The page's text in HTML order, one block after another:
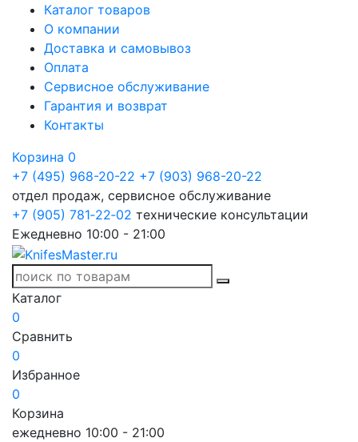
Каталог товаров
О компании
Доставка и самовывоз
Оплата
Сервисное обслуживание
Гарантия и возврат
Контакты
Корзина 0
+7 (495) 968-20-22 +7 (903) 968-20-22
отдел продаж, сервисное обслуживание
+7 (905) 781‑22‑02 технические консультации
Ежедневно 10:00 - 21:00
Каталог
0
Сравнить
0
Избранное
0
Корзина
ежедневно 10:00 - 21:00